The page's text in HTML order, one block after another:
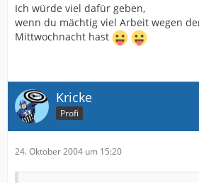
Ich würde viel dafür geben,
wenn du mächtig viel Arbeit wegen
Mittwochnacht hast
Kricke
Profi
24. Oktober 2004 um 15:20